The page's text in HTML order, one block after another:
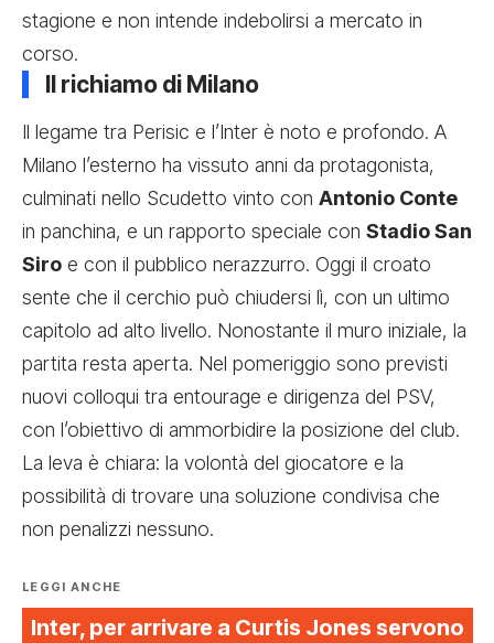
stagione e non intende indebolirsi a mercato in
corso.
Il richiamo di Milano
Il legame tra Perisic e l’Inter è noto e profondo. A
Milano l’esterno ha vissuto anni da protagonista,
culminati nello Scudetto vinto con Antonio Conte
in panchina, e un rapporto speciale con Stadio San
Siro e con il pubblico nerazzurro. Oggi il croato
sente che il cerchio può chiudersi lì, con un ultimo
capitolo ad alto livello. Nonostante il muro iniziale, la
partita resta aperta. Nel pomeriggio sono previsti
nuovi colloqui tra entourage e dirigenza del PSV,
con l’obiettivo di ammorbidire la posizione del club.
La leva è chiara: la volontà del giocatore e la
possibilità di trovare una soluzione condivisa che
non penalizzi nessuno.
LEGGI ANCHE
Inter, per arrivare a Curtis Jones servono